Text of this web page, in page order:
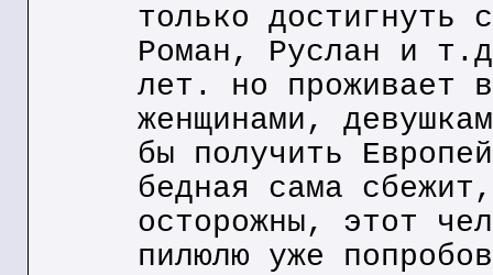
только достигнуть
Роман, Руслан и
лет. но проживает
женщинами,
бы получить
бедная сама
осторожны, этот
пилюлю уже